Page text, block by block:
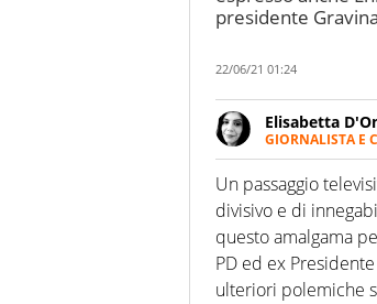
presidente Gravina
22/06/21 01:24
Elisabetta
GIORNALISTA E
Giornalista
soprattutto di
nell'ambito
ruolo di libero.
Un passaggio
divisivo e di
questo amalgama
PD ed ex
ulteriori polemiche